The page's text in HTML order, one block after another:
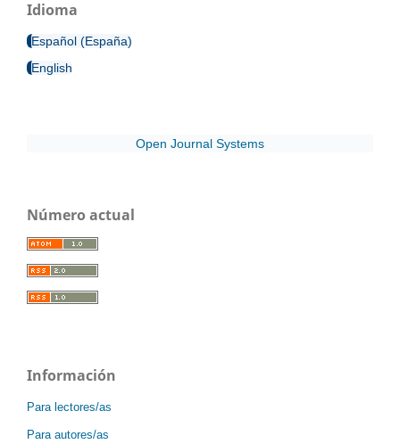
Idioma
Español (España)
English
Open Journal Systems
Número actual
Información
Para lectores/as
Para autores/as